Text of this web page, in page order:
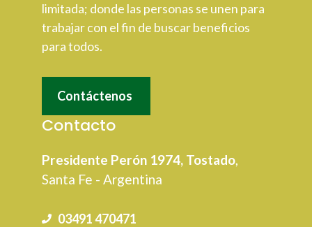
limitada; donde las personas se unen para
trabajar con el fin de buscar beneficios
para todos.
Contáctenos
Contacto
Presidente Perón 1974, Tostado,
Santa Fe - Argentina
03491 470471